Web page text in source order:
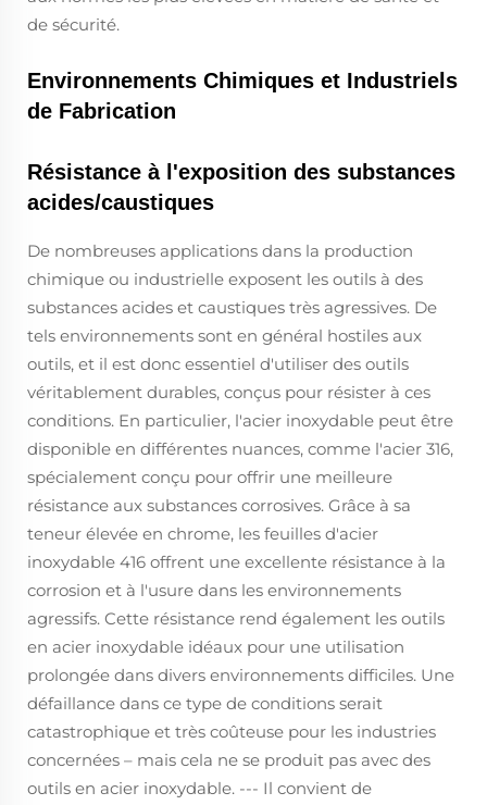
de sécurité.
Environnements Chimiques et Industriels
de Fabrication
Résistance à l'exposition des substances
acides/caustiques
De nombreuses applications dans la production
chimique ou industrielle exposent les outils à des
substances acides et caustiques très agressives. De
tels environnements sont en général hostiles aux
outils, et il est donc essentiel d'utiliser des outils
véritablement durables, conçus pour résister à ces
conditions. En particulier, l'acier inoxydable peut être
disponible en différentes nuances, comme l'acier 316,
spécialement conçu pour offrir une meilleure
résistance aux substances corrosives. Grâce à sa
teneur élevée en chrome, les feuilles d'acier
inoxydable 416 offrent une excellente résistance à la
corrosion et à l'usure dans les environnements
agressifs. Cette résistance rend également les outils
en acier inoxydable idéaux pour une utilisation
prolongée dans divers environnements difficiles. Une
défaillance dans ce type de conditions serait
catastrophique et très coûteuse pour les industries
concernées – mais cela ne se produit pas avec des
outils en acier inoxydable. --- Il convient de